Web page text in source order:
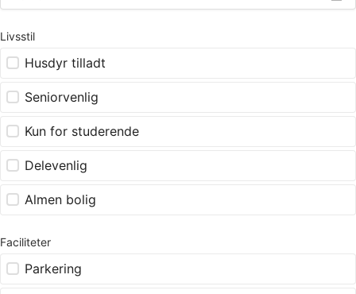
Livsstil
Husdyr tilladt
Seniorvenlig
Kun for studerende
Delevenlig
Almen bolig
Faciliteter
Parkering